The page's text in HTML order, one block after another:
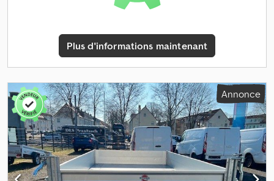
en contreplaqué phénolique antidérapant et hydrofuge d’un seul
soutien du plancher Installation électrique : prise 13 pôles,
équipement CE * Éclairage multifonction moderne Dcodpfx
Apjyqdtnersk * Feu antibrouillard arrière * Feu de recul * Feux de
Plus d'informations maintenant
Annonce